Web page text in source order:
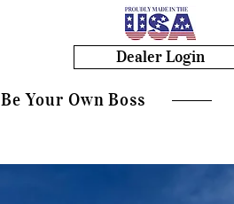
Dealer Login
Be Your Own Boss